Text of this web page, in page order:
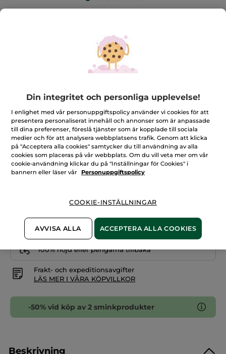
Färg som vårdar läpparna
3.5 g
★★★★★
★★★★★
Läs
recensioner
för
Rouge
Botanique
Matt
läppstift
(72)LÄGG TILL RECENSION
215. Lagerros
Antal
LÄGG I VARUKORGEN
Levereras från La Gacilly, Frankrike
Säker betalning med Klarna
100% nöjd eller pengarna tillbaka
Frakt- och expeditionsavgifter
LÄS MER I VÅRA KÖPVILLKOR
-50% vid köp av 2 sminkprodukter
Beskrivning
Din integritet och personliga upplevelse!
I enlighet med vår personuppgiftspolicy använder vi cookies för att
presentera personaliserat innehåll och annonser som är anpassade
till dina preferenser, föreslå tjänster som är kopplade till sociala
medier och för att analysera webbplatsens trafik. Genom att klicka
på "Acceptera alla cookies" samtycker du till användning av alla
cookies som placeras på vår webbplats. Om du vill veta mer om vår
cookie-användning klickar du på "Inställningar för Cookies" i
bannern eller läser vår
Personuppgiftspolicy
COOKIE-INSTÄLLNINGAR
AVVISA ALLA ACCEPTERA ALLA COOKIES